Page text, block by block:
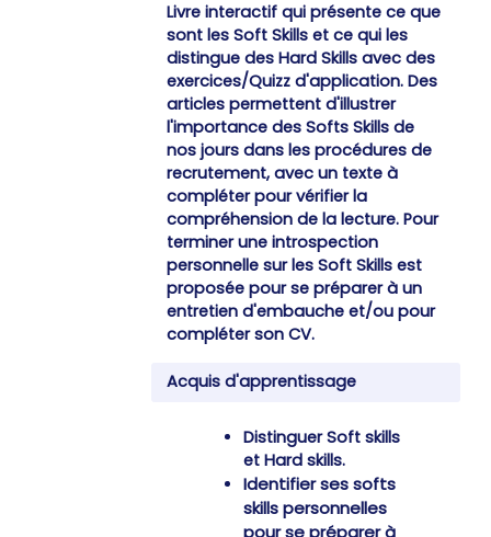
Livre interactif qui présente ce que
sont les Soft Skills et ce qui les
distingue des Hard Skills avec des
exercices/Quizz d'application. Des
articles permettent d'illustrer
l'importance des Softs Skills de
nos jours dans les procédures de
recrutement, avec un texte à
compléter pour vérifier la
compréhension de la lecture. Pour
terminer une introspection
personnelle sur les Soft Skills est
proposée pour se préparer à un
entretien d'embauche et/ou pour
compléter son CV.
Acquis d'apprentissage
Distinguer Soft skills
et Hard skills.
Identifier ses softs
skills personnelles
pour se préparer à